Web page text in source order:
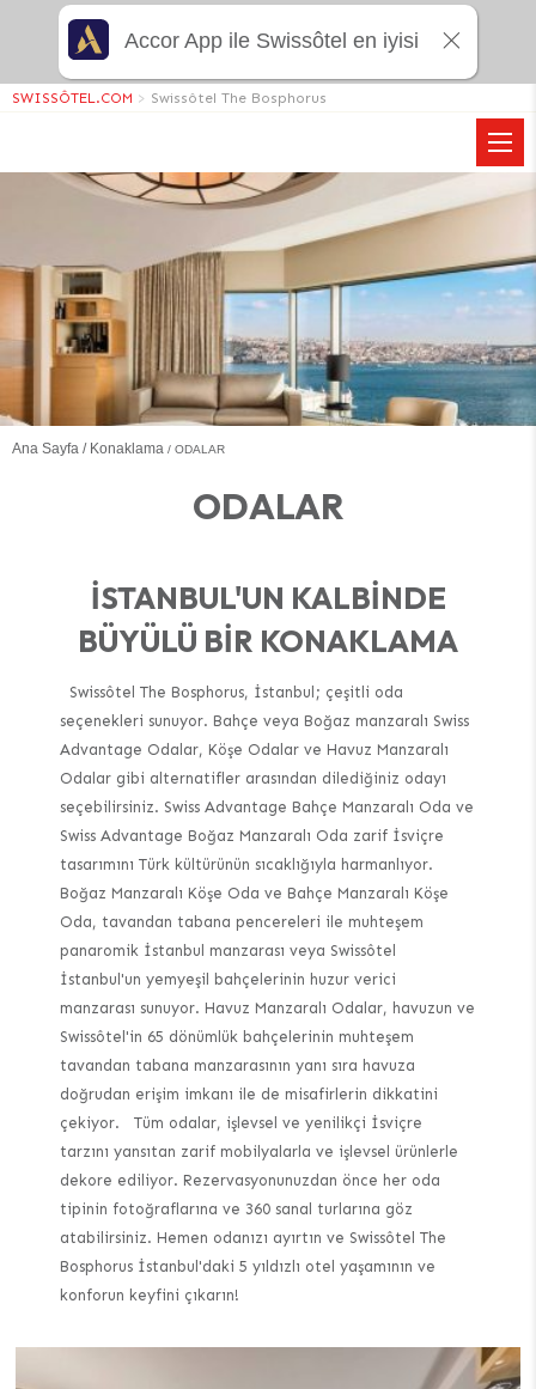
Ana Sayfa Konaklama ODALAR
ODALAR
İSTANBUL'UN KALBINDE
BÜYÜLÜ BIR KONAKLAMA
Swissôtel The Bosphorus, İstanbul; çeşitli oda
seçenekleri sunuyor. Bahçe veya Boğaz manzaralı Swiss
Advantage Odalar, Köşe Odalar ve Havuz Manzaralı
Odalar gibi alternatifler arasından dilediğiniz odayı
seçebilirsiniz. Swiss Advantage Bahçe Manzaralı Oda ve
Swiss Advantage Boğaz Manzaralı Oda zarif İsviçre
tasarımını Türk kültürünün sıcaklığıyla harmanlıyor.
Boğaz Manzaralı Köşe Oda ve Bahçe Manzaralı Köşe
Oda, tavandan tabana pencereleri ile muhteşem
panaromik İstanbul manzarası veya Swissôtel
İstanbul'un yemyeşil bahçelerinin huzur verici
manzarası sunuyor. Havuz Manzaralı Odalar, havuzun ve
Swissôtel'in 65 dönümlük bahçelerinin muhteşem
tavandan tabana manzarasının yanı sıra havuza
doğrudan erişim imkanı ile de misafirlerin dikkatini
çekiyor. Tüm odalar, işlevsel ve yenilikçi İsviçre
tarzını yansıtan zarif mobilyalarla ve işlevsel ürünlerle
dekore ediliyor. Rezervasyonunuzdan önce her oda
tipinin fotoğraflarına ve 360 ​​sanal turlarına göz
atabilirsiniz. Hemen odanızı ayırtın ve Swissôtel The
Bosphorus İstanbul'daki 5 yıldızlı otel yaşamının ve
konforun keyfini çıkarın!
SWISSÔTEL.COM > Swissôtel The Bosphorus
Accor App ile Swissôtel en iyisi